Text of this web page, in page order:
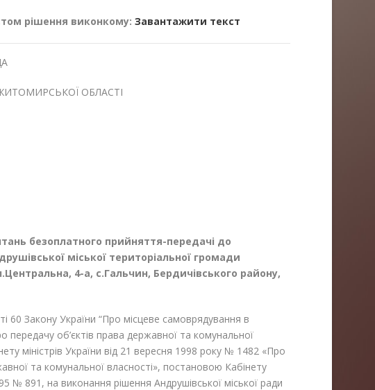
рішення виконкому: Завантажити текст
ОБЛАСТІ
безоплатного прийняття-передачі до
міської територіальної громади
4-а, с.Гальчин, Бердичівського району,
60 Закону України “Про місцеве самоврядування в
передачу об’єктів права державної та комунальної
міністрів України від 21 вересня 1998 року № 1482 «Про
та комунальної власності», постановою Кабінету
№ 891, на виконання рішення Андрушівської міської ради